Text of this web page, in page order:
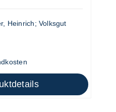
Heinrich; Volksgut